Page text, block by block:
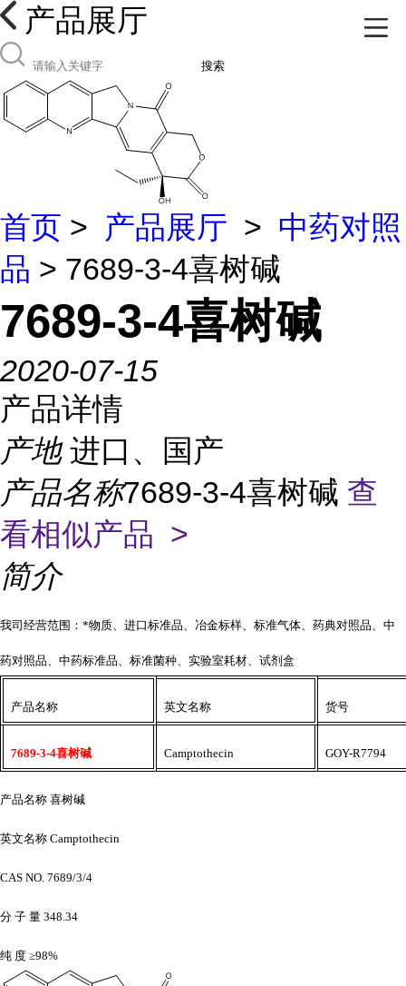
产品展厅
搜索
首页 > 产品展厅 > 中药对照
品 > 7689-3-4喜树碱
7689-3-4喜树碱
2020-07-15
产品详情
产地 进口、国产
产品名称7689-3-4喜树碱 查
看相似产品 >
简介
我司经营范围：*物质、进口标准品、冶金标样、标准气体、药典对照品、中
药对照品、中药标准品、标准菌种、实验室耗材、试剂盒
产品名称 英文名称 货号
7689-3-4喜树碱 Camptothecin GOY-R7794
产品名称 喜树碱
英文名称 Camptothecin
CAS NO. 7689/3/4
分 子 量 348.34
纯 度 ≥98%